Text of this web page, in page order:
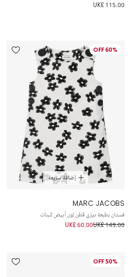
UK£ 115.00
60% OFF
إضافة سريعة
MARC JACOBS
فستان بطبعة ديزي قطن لون أبيض للبنات
UK£ 149.00
UK£ 60.00
50% OFF